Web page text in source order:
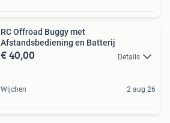
RC Offroad Buggy met
Afstandsbediening en Batterij
€ 40,00 Details
Wijchen 2 aug 26